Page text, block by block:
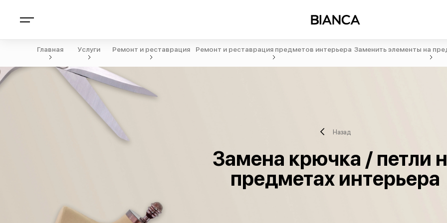
Главная Услуги Ремонт и реставрация Ремонт и реставрация предметов интерьера Заменить элементы на
Назад
Замена крючка / петли
предметах интерьера